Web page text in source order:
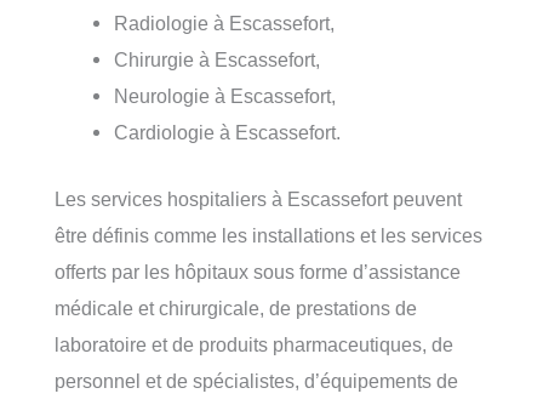
Radiologie à Escassefort,
Chirurgie à Escassefort,
Neurologie à Escassefort,
Cardiologie à Escassefort.
Les services hospitaliers à Escassefort peuvent
être définis comme les installations et les services
offerts par les hôpitaux sous forme d’assistance
médicale et chirurgicale, de prestations de
laboratoire et de produits pharmaceutiques, de
personnel et de spécialistes, d’équipements de